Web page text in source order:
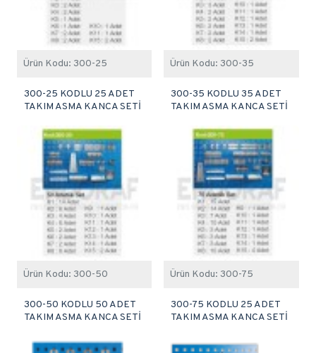
Ürün Kodu: 300-25
300-25 KODLU 25 ADET
TAKIM ASMA KANCA SETİ
Ürün Kodu: 300-35
300-35 KODLU 35 ADET
TAKIM ASMA KANCA SETİ
Ürün Kodu: 300-50
300-50 KODLU 50 ADET
TAKIM ASMA KANCA SETİ
Ürün Kodu: 300-75
300-75 KODLU 25 ADET
TAKIM ASMA KANCA SETİ